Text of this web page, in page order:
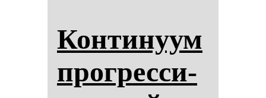
Кон­ти­ну­ум
прог­рес­си­